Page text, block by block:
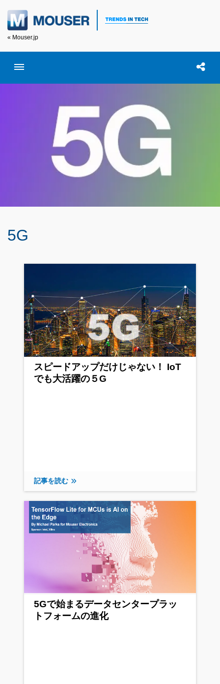
« Mouser.jp
Toggle menubar Open こ
5G
スピードアップだけじゃない！ IoT
でも大活躍の５G
記事を読む
5Gで始まるデータセンタープラッ
トフォームの進化